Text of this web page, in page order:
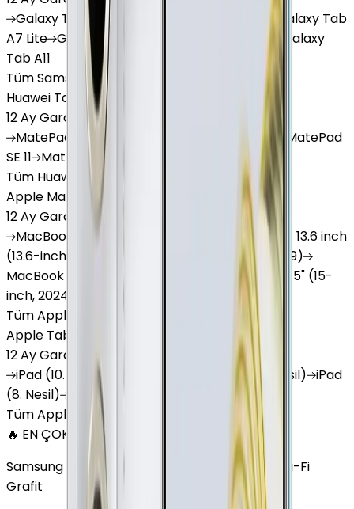
Galaxy Tab S9 Plus Galaxy Tab
A7 Lite Galaxy Tab A9 Tab A9 Plus
Galaxy
Tab A11
Tüm Samsung Tablet'ler
Huawei Tablet
12 Ay Garanti • 6 Taksit
MatePad
Air MatePad 11.5"S
MatePad
SE 11
MatePad
12 X
Tüm Huawei Tablet'ler
Apple Macbook
12 Ay Garanti
12 Taksit
MacBook
Air 13" (13-inch, 2020) MacBookAir 13.6 inch
(13.6-inch, 2022)
Air 13" (13-inch, 2019)
MacBook
MacBook
Air 15" (15-
inch, 2024)
Tüm Apple Macbook'lar
Apple Tablet
12 Ay Garanti
iPad (10. Nesil) iPad (9. Nesil) iPad
(8. Nesil)
Air (5. Nesil)
Air (2. Nesil)
Tüm Apple Tablet'ler
🔥 EN ÇOK SATAN
Samsung Galaxy Tab S9 Plus 256 GB 12.4 inç Wi-Fi
Grafit